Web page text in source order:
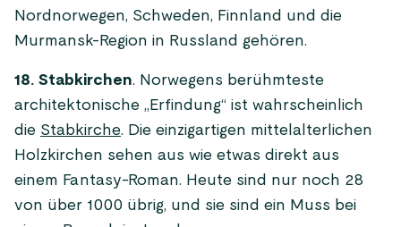
Nordnorwegen, Schweden, Finnland und die
Murmansk-Region in Russland gehören.
18. Stabkirchen. Norwegens berühmteste
architektonische „Erfindung“ ist wahrscheinlich
die Stabkirche. Die einzigartigen mittelalterlichen
Holzkirchen sehen aus wie etwas direkt aus
einem Fantasy-Roman. Heute sind nur noch 28
von über 1000 übrig, und sie sind ein Muss bei